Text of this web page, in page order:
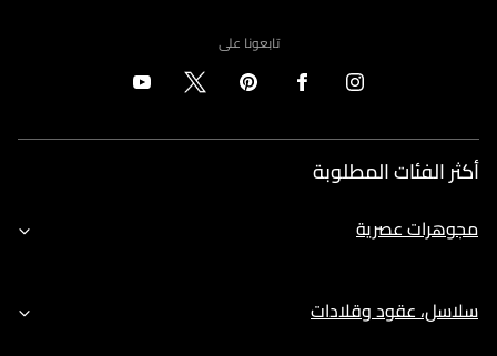
تابعونا على
أكثر الفئات المطلوبة
مجوهرات عصرية
سلاسل، عقود وقلادات